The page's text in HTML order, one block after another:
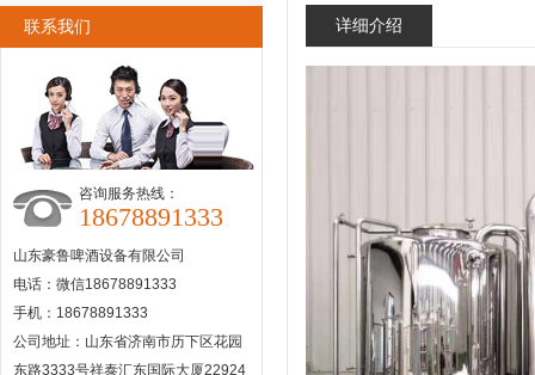
联系我们
咨询服务热线：
18678891333
山东豪鲁啤酒设备有限公司
电话：微信18678891333
手机：18678891333
公司地址：山东省济南市历下区花园
东路3333号祥泰汇东国际大厦22924
详细介绍